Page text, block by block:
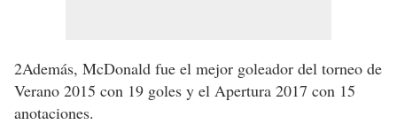
2Además, McDonald fue el mejor goleador del torneo de
Verano 2015 con 19 goles y el Apertura 2017 con 15
anotaciones.